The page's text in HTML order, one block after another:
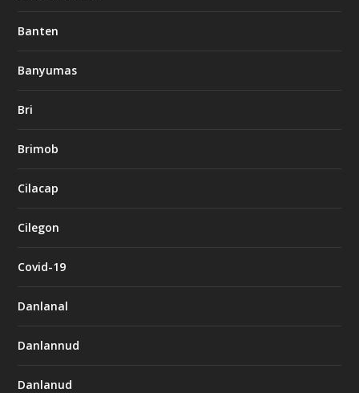
Banten
Banyumas
Bri
Brimob
Cilacap
Cilegon
Covid-19
Danlanal
Danlannud
Danlanud